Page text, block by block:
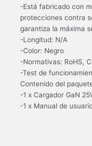
-Está fabricado con
protecciones contra
garantiza la máxima
-Longitud: N/A
-Color: Negro
-Normativas: RoHS,
-Test de
Contenido del
-1 x Cargador GaN
-1 x Manual de